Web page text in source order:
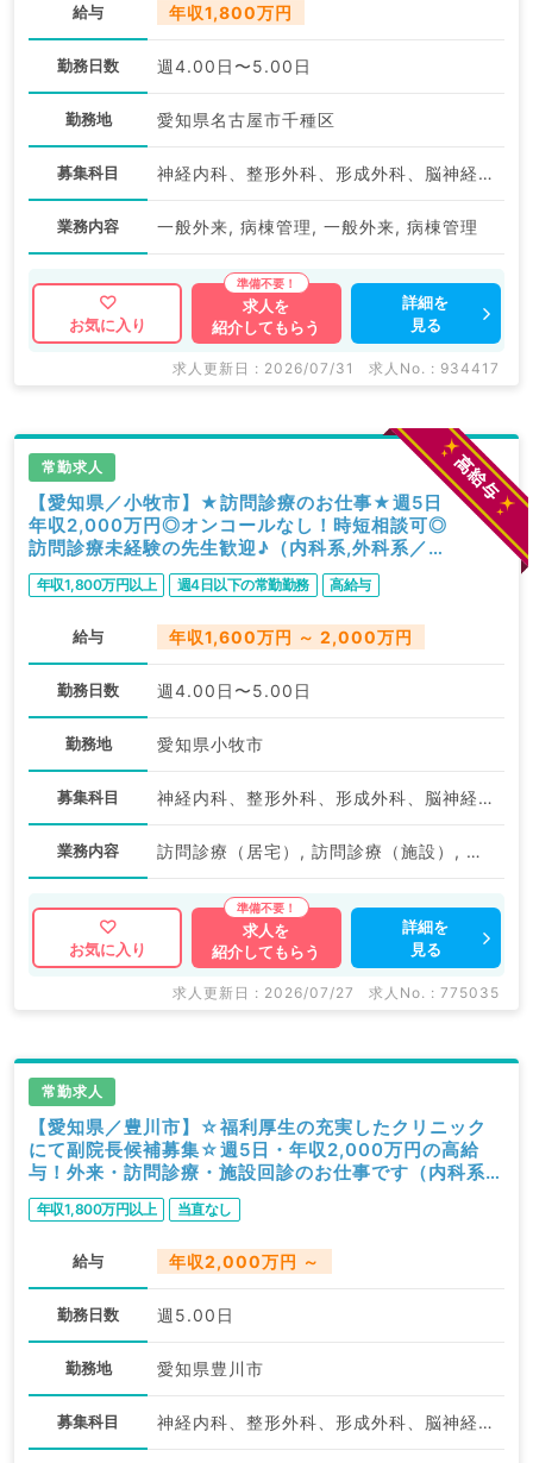
給与 年収1,800万円
勤務日数 週4.00日〜5.00日
勤務地 愛知県名古屋市千種区
募集科目 神経内科、整形外科、形成外科、脳神経外科、呼吸器外科、心臓血管外科、泌尿器科、一般内科、循環器内科、呼吸器内科、消化器内科、内分泌・代謝内科、腎臓内科、老年内科、血液内科、外科系全般、一般外科、消化器外科、乳腺外科、膠原病科、大腸・肛門外科
業務内容 一般外来, 病棟管理, 一般外来, 病棟管理
お気に入り
求人を
紹介してもらう
詳細を
見る
求人更新日 : 2026/07/31 求人No. : 934417
常勤求人
【愛知県／小牧市】★訪問診療のお仕事★週5日
年収2,000万円◎オンコールなし！時短相談可◎
訪問診療未経験の先生歓迎♪（内科系,外科系／常
勤）
年収1,800万円以上 週4日以下の常勤勤務 高給与
給与 年収1,600万円 ～ 2,000万円
勤務日数 週4.00日〜5.00日
勤務地 愛知県小牧市
募集科目 神経内科、整形外科、形成外科、脳神経外科、呼吸器外科、心臓血管外科、泌尿器科、一般内科、循環器内科、呼吸器内科、消化器内科、内分泌・代謝内科、腎臓内科、老年内科、血液内科、外科系全般、一般外科、消化器外科、乳腺外科、膠原病科、大腸・肛門外科
業務内容 訪問診療（居宅）, 訪問診療（施設）, その他
お気に入り
求人を
紹介してもらう
詳細を
見る
求人更新日 : 2026/07/27 求人No. : 775035
常勤求人
【愛知県／豊川市】☆福利厚生の充実したクリニック
にて副院長候補募集☆週5日・年収2,000万円の高給
与！外来・訪問診療・施設回診のお仕事です（内科系・
外科系／常勤）
年収1,800万円以上 当直なし
給与 年収2,000万円 ～
勤務日数 週5.00日
勤務地 愛知県豊川市
募集科目 神経内科、整形外科、形成外科、脳神経外科、呼吸器外科、心臓血管外科、小児外科、泌尿器科、一般内科、循環器内科、呼吸器内科、消化器内科、内分泌・代謝内科、腎臓内科、老年内科、血液内科、外科系全般、一般外科、消化器外科、乳腺外科、膠原病科、大腸・肛門外科、脊髄・脊椎外科